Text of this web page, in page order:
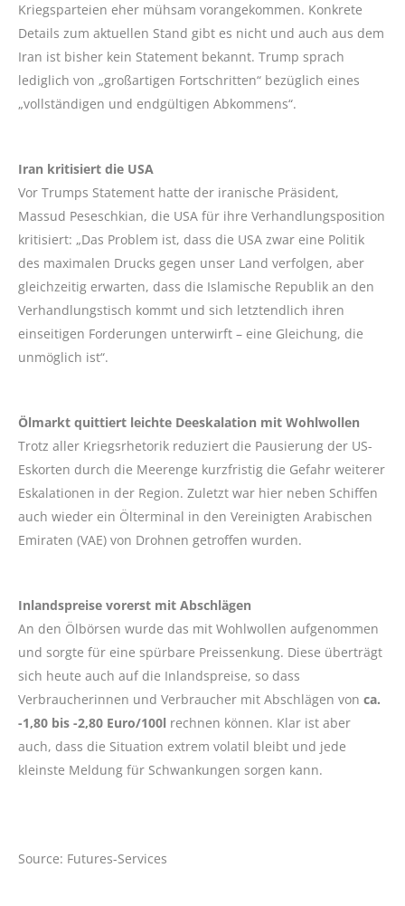
Kriegsparteien eher mühsam vorangekommen. Konkrete
Details zum aktuellen Stand gibt es nicht und auch aus dem
Iran ist bisher kein Statement bekannt. Trump sprach
lediglich von „großartigen Fortschritten“ bezüglich eines
„vollständigen und endgültigen Abkommens“.
Iran kritisiert die USA
Vor Trumps Statement hatte der iranische Präsident,
Massud Peseschkian, die USA für ihre Verhandlungsposition
kritisiert: „Das Problem ist, dass die USA zwar eine Politik
des maximalen Drucks gegen unser Land verfolgen, aber
gleichzeitig erwarten, dass die Islamische Republik an den
Verhandlungstisch kommt und sich letztendlich ihren
einseitigen Forderungen unterwirft – eine Gleichung, die
unmöglich ist“.
Ölmarkt quittiert leichte Deeskalation mit Wohlwollen
Trotz aller Kriegsrhetorik reduziert die Pausierung der US-
Eskorten durch die Meerenge kurzfristig die Gefahr weiterer
Eskalationen in der Region. Zuletzt war hier neben Schiffen
auch wieder ein Ölterminal in den Vereinigten Arabischen
Emiraten (VAE) von Drohnen getroffen wurden.
Inlandspreise vorerst mit Abschlägen
An den Ölbörsen wurde das mit Wohlwollen aufgenommen
und sorgte für eine spürbare Preissenkung. Diese überträgt
sich heute auch auf die Inlandspreise, so dass
Verbraucherinnen und Verbraucher mit Abschlägen von ca.
-1,80 bis -2,80 Euro/100l rechnen können. Klar ist aber
auch, dass die Situation extrem volatil bleibt und jede
kleinste Meldung für Schwankungen sorgen kann.
Source: Futures-Services